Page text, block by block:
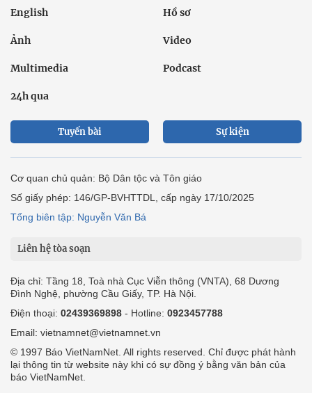
English Hồ sơ
Ảnh Video
Multimedia Podcast
24h qua
Tuyến bài Sự kiện
Cơ quan chủ quản: Bộ Dân tộc và Tôn giáo
Số giấy phép: 146/GP-BVHTTDL, cấp ngày 17/10/2025
Tổng biên tập: Nguyễn Văn Bá
Liên hệ tòa soạn
Địa chỉ: Tầng 18, Toà nhà Cục Viễn thông (VNTA), 68 Dương
Đình Nghệ, phường Cầu Giấy, TP. Hà Nội.
Điện thoại: 02439369898 - Hotline: 0923457788
Email: vietnamnet@vietnamnet.vn
© 1997 Báo VietNamNet. All rights reserved. Chỉ được phát hành
lại thông tin từ website này khi có sự đồng ý bằng văn bản của
báo VietNamNet.